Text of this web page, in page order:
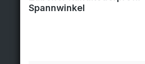
Spannwinkel